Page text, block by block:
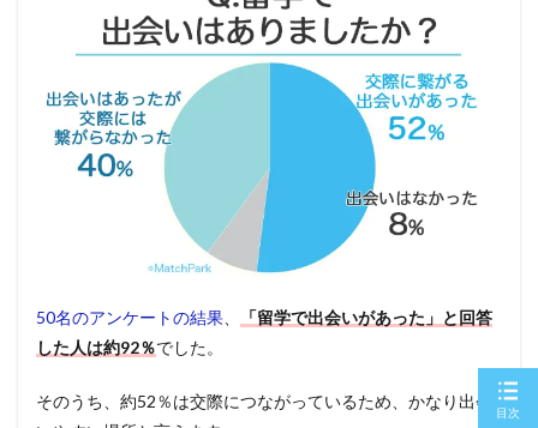
50名のアンケートの結果、
「留学で出会いがあった」と回答
した人は約92％でした。
そのうち、約52％は交際につながっているため、かなり出会
目次